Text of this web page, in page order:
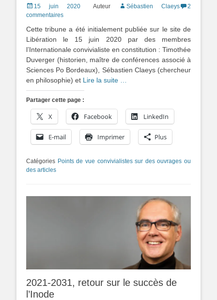
Posted
on
15 juin 2020 Auteur Sébastien Claeys
2
commentaires
Cette tribune a été initialement publiée sur le site de
Libération le 15 juin 2020 par des membres
l’Internationale convivialiste en constitution : Timothée
Duverger (historien, maître de conférences associé à
Sciences Po Bordeaux), Sébastien Claeys (chercheur
en philosophie) et Lire la suite …
Partager cette page :
X Facebook LinkedIn
E-mail Imprimer Plus
Catégories Points de vue convivialistes sur des ouvrages ou
des articles
2021-2031, retour sur le succès de
l’Inode